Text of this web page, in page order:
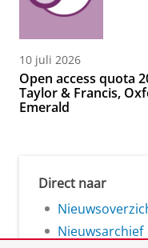
10 juli 2026
Open access quota
Taylor & Francis,
Emerald
Direct naar
Nieuwsarchief